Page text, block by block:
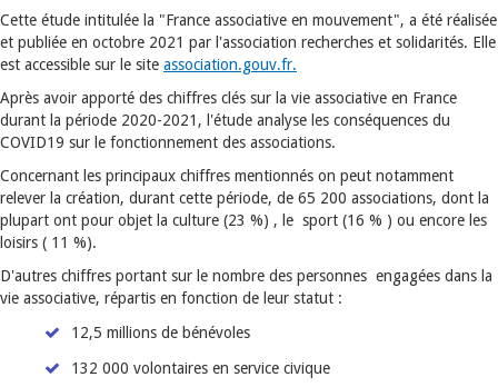
Cette étude intitulée la "France associative en mouvement", a été réalisée
et publiée en octobre 2021 par l'association recherches et solidarités. Elle
est accessible sur le site association.gouv.fr.
Après avoir apporté des chiffres clés sur la vie associative en France
durant la période 2020-2021, l'étude analyse les conséquences du
COVID19 sur le fonctionnement des associations.
Concernant les principaux chiffres mentionnés on peut notamment
relever la création, durant cette période, de 65 200 associations, dont la
plupart ont pour objet la culture (23 %) , le sport (16 % ) ou encore les
loisirs ( 11 %).
D'autres chiffres portant sur le nombre des personnes engagées dans la
vie associative, répartis en fonction de leur statut :
12,5 millions de bénévoles
132 000 volontaires en service civique